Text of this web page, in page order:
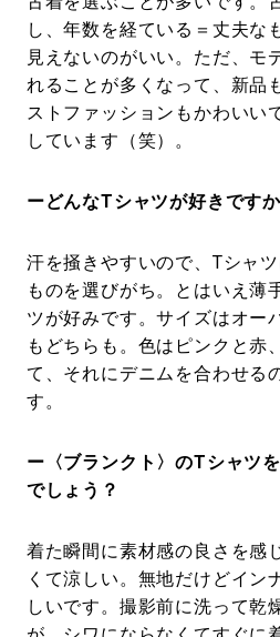
し、年数を経ている＝丈夫な
見えないのがいい。ただ、モ
れることが多くなって、新品
ストファッションもかわいい
しています（笑）。
ーどんなTシャツが好きです
汗を掻きやすいので、Tシャ
ものを選びがち。とはいえ薄
ツが好みです。サイズはオー
もどちらも。色はピンクと赤
て、それにデニムを合わせる
す。
ー〈ブランクト〉のTシャツ
でしょう？
着た瞬間に素材感の良さを感
くて涼しい。無地だけどイン
しいです。撮影前に洗って乾